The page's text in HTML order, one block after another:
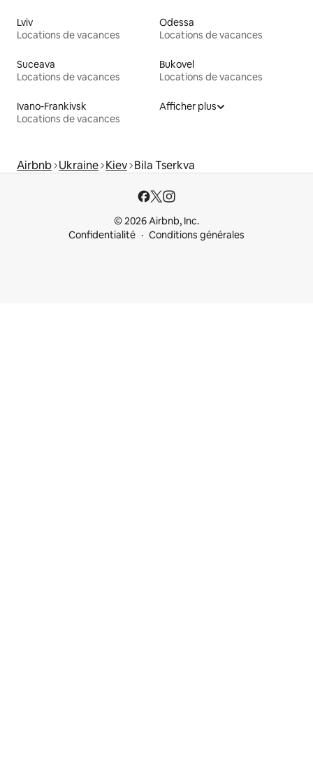
Lviv
Locations de vacances
Odessa
Locations de vacances
Suceava
Locations de vacances
Bukovel
Locations de vacances
Ivano-Frankivsk
Locations de vacances
Afficher plus
Airbnb Ukraine Kiev Bila Tserkva
© 2026 Airbnb, Inc.
Confidentialité
Conditions générales